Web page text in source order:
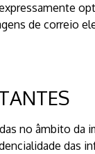
de correio
no âmbito da
das